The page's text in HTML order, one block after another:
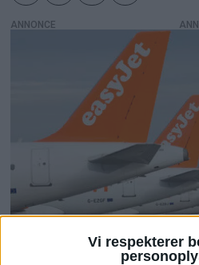
Vi respekterer
ANNONCE